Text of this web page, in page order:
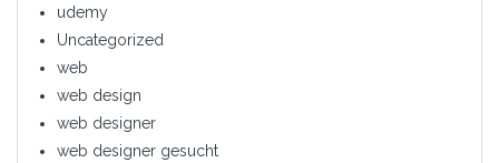
udemy
Uncategorized
web
web design
web designer
web designer gesucht